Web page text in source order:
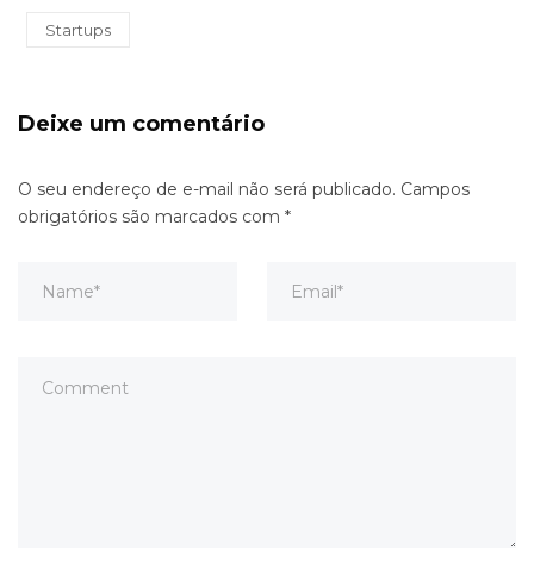
Startups
Deixe um comentário
O seu endereço de e-mail não será publicado. Campos
obrigatórios são marcados com *